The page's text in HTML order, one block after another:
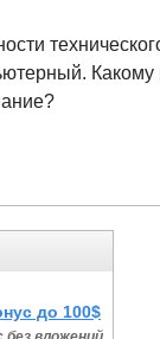
Какому
до 100$